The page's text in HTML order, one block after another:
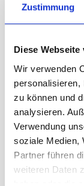
Zustimmung
Diese
Wir verwenden
personalisieren,
zu können und
analysieren.
Verwendung
soziale Medien,
Partner führen
weiteren Daten
Ortovox
dark